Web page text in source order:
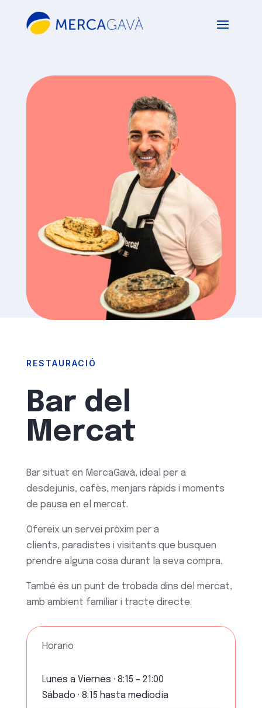
RESTAURACIÓ
Bar del
Mercat
Bar situat en MercaGavà, ideal per a
desdejunis, cafès, menjars ràpids i moments
de pausa en el mercat.
Ofereix un servei pròxim per a
clients, paradistes i visitants que busquen
prendre alguna cosa durant la seva compra.
També és un punt de trobada dins del mercat,
amb ambient familiar i tracte directe.
Horario
Lunes a Viernes · 8:15 – 21:00
Sábado · 8:15 hasta mediodía